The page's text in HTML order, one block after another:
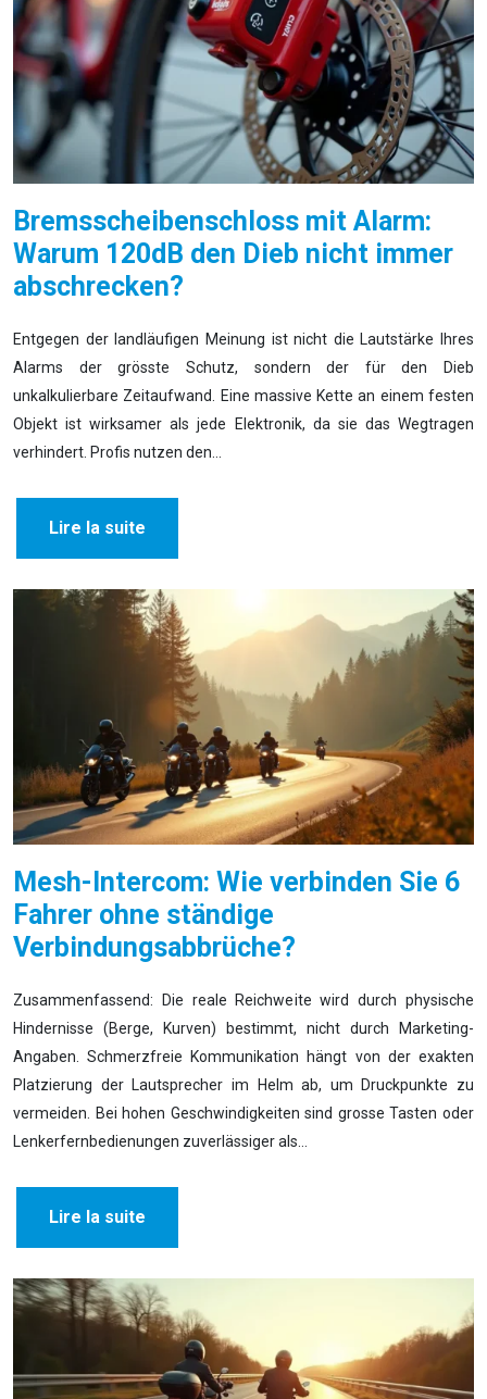
Bremsscheibenschloss mit Alarm:
Warum 120dB den Dieb nicht immer
abschrecken?
Entgegen der landläufigen Meinung ist nicht die Lautstärke Ihres
Alarms der grösste Schutz, sondern der für den Dieb
unkalkulierbare Zeitaufwand. Eine massive Kette an einem festen
Objekt ist wirksamer als jede Elektronik, da sie das Wegtragen
verhindert. Profis nutzen den…
Lire la suite
Mesh-Intercom: Wie verbinden Sie 6
Fahrer ohne ständige
Verbindungsabbrüche?
Zusammenfassend: Die reale Reichweite wird durch physische
Hindernisse (Berge, Kurven) bestimmt, nicht durch Marketing-
Angaben. Schmerzfreie Kommunikation hängt von der exakten
Platzierung der Lautsprecher im Helm ab, um Druckpunkte zu
vermeiden. Bei hohen Geschwindigkeiten sind grosse Tasten oder
Lenkerfernbedienungen zuverlässiger als…
Lire la suite